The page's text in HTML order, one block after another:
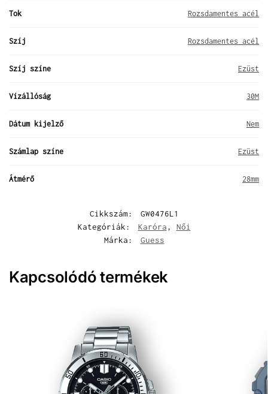
Tok Rozsdamentes acél
Szíj Rozsdamentes acél
Szíj színe Ezüst
Vízállóság 30M
Dátum kijelző Nem
Számlap színe Ezüst
Átmérő 28mm
Cikkszám:
GW0476L1
Kategóriák:
Karóra, Női
Márka:
Guess
Kapcsolódó termékek